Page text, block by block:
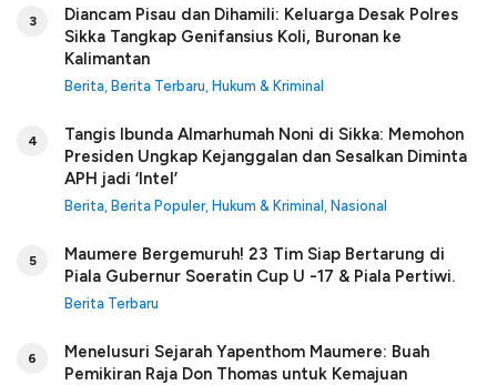
3
Diancam Pisau dan Dihamili: Keluarga Desak Polres
Sikka Tangkap Genifansius Koli, Buronan ke
Kalimantan
Berita Berita Terbaru Hukum & Kriminal
4
Tangis Ibunda Almarhumah Noni di Sikka: Memohon
Presiden Ungkap Kejanggalan dan Sesalkan Diminta
APH jadi ‘Intel’
Berita Berita Populer, Hukum & Kriminal Nasional
5
Maumere Bergemuruh! 23 Tim Siap Bertarung di
Piala Gubernur Soeratin Cup U -17 & Piala Pertiwi.
Berita Terbaru
6
Menelusuri Sejarah Yapenthom Maumere: Buah
Pemikiran Raja Don Thomas untuk Kemajuan